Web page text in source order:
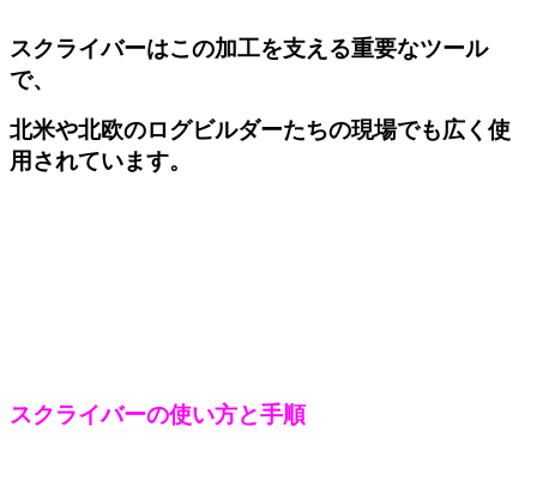
スクライバーはこの加工を支える重要なツール
で、
北米や北欧のログビルダーたちの現場でも広く使
用されています。
スクライバーの使い方と手順